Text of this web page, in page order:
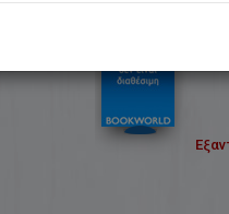
Οι